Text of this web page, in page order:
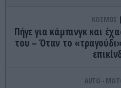
ΚΟΣΜΟΣ
Πήγε για κάμπινγκ και
του – Όταν το «τραγούδι»
AUTO -